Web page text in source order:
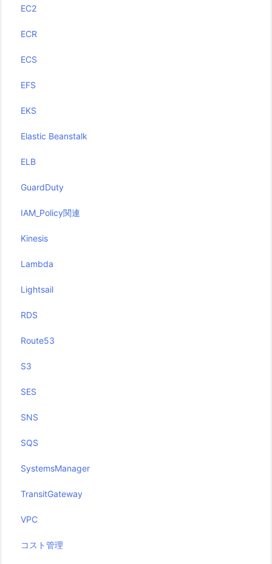
EC2
ECR
ECS
EFS
EKS
Elastic Beanstalk
ELB
GuardDuty
IAM_Policy関連
Kinesis
Lambda
Lightsail
RDS
Route53
S3
SES
SNS
SQS
SystemsManager
TransitGateway
VPC
コスト管理